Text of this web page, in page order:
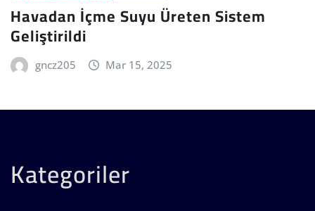
Havadan İçme Suyu Üreten Sistem
Geliştirildi
gncz205 Mar 15, 2025
Kategoriler